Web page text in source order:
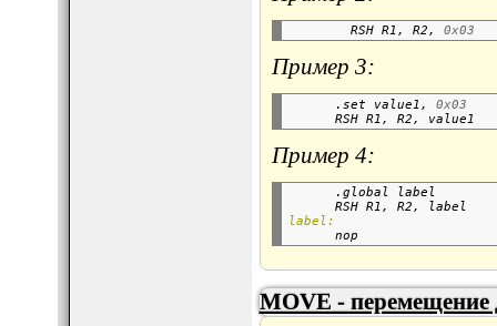
        RSH R1, R2,
0x03
Пример 3:
      .set value1,
0x03
RSH R1, R2,
Пример 4:
.global
RSH R1, R2,
label:
MOVE - перемещение